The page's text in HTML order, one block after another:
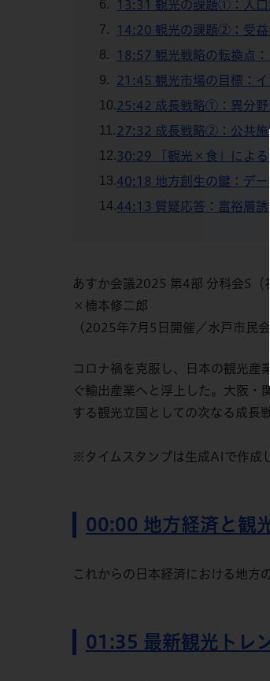
13:31 観光の課題①：人口
14:20 観光の課題②：受益
18:57 観光戦略の転換点：
21:45 観光市場の目標：
25:42 成長戦略①：異分野
27:32 成長戦略②：公共施
30:29 「観光×食」による
40:18 地方創生の鍵：デ
44:13 質疑応答：富裕層誘
あすか会議2025 第4部 分科会S
×楠本修二郎
（2025年7月5日開催／水戸市民会
コロナ禍を克服し、日本の観光
ぐ輸出産業へと浮上した。大阪
する観光立国としての次なる成長
※タイムスタンプは生成AIで作成
00:00 地方経済と観
これからの日本経済における地方
01:35 最新観光トレ